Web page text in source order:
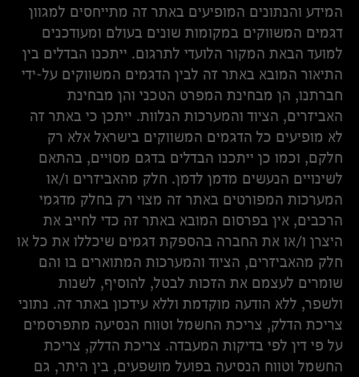
המידע והנתונים המופיעים באתר זה מתייחסים למגוון
דגמים המשווקים במקומות שונים בעולם ומעודכנים
למועד הבאת המקור הלועדי לתרגום. ייתכנו הבדלים בין
התיאור המובא באתר זה לבין הדגמים המשווקים על-ידי
חברתנו, הן מבחינת המפרט הטכני והן מבחינת
האביזרים, הציוד והמערכות הנלוות. ייתכן כי באתר זה
לא מופיעים כל הדגמים המשווקים בישראל אלא רק
חלקם, וכמו כן ייתכנו הבדלים בדגם מסויים, בהתאם
לשינויים הנעשים מדמן לדמן. חלק מהאביזרים ו/או
המערכות המפורטים באתר זה מצוי רק בחלק מדגמי
הרכבים, אין בפרסום המובא באתר זה כדי לחייב את
היצרן ו/או את החברה בהספקת דגמים שיכללו את כל או
חלק מהאביזרים, הציוד והמערכות המתוארים בו והם
שומרים לעצמם את הזכות לבטל, להוסיף, לשנות
ולשפר, ללא הודעה מוקדמת וללא עידכון באתר זה. נתוני
צריכת הדלק, צריכת החשמל וטווח הנסיעה מתפרסמים
על פי דין לפי בדיקות המעבדה. צריכת הדלק, צריכת
החשמל וטווח הנסיעה בפועל מושפעים, בין היתר, גם